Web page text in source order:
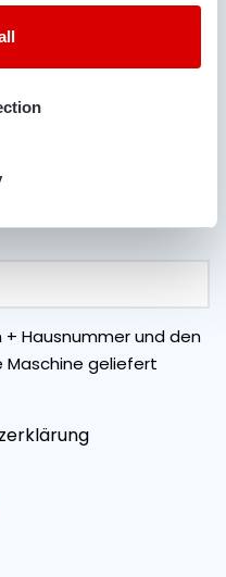
Hausnummer und den
Maschine geliefert